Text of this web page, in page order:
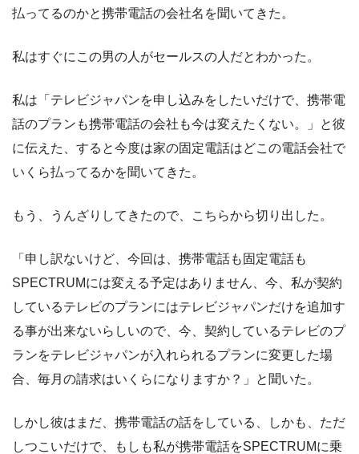
払ってるのかと携帯電話の会社名を聞いてきた。
私はすぐにこの男の人がセールスの人だとわかった。
私は「テレビジャパンを申し込みをしたいだけで、携帯電
話のプランも携帯電話の会社も今は変えたくない。」と彼
に伝えた、すると今度は家の固定電話はどこの電話会社で
いくら払ってるかを聞いてきた。
もう、うんざりしてきたので、こちらから切り出した。
「申し訳ないけど、今回は、携帯電話も固定電話も
SPECTRUMには変える予定はありません、今、私が契約
しているテレビのプランにはテレビジャパンだけを追加す
る事が出来ないらしいので、今、契約しているテレビのプ
ランをテレビジャパンが入れられるプランに変更した場
合、毎月の請求はいくらになりますか？」と聞いた。
しかし彼はまだ、携帯電話の話をしている、しかも、ただ
しつこいだけで、もしも私が携帯電話をSPECTRUMに乗